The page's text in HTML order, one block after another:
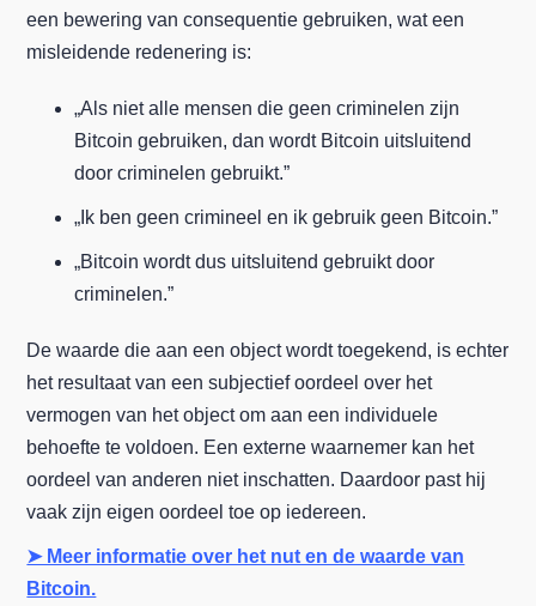
een bewering van consequentie gebruiken, wat een
misleidende redenering is:
„Als niet alle mensen die geen criminelen zijn
Bitcoin gebruiken, dan wordt Bitcoin uitsluitend
door criminelen gebruikt.”
„Ik ben geen crimineel en ik gebruik geen Bitcoin.”
„Bitcoin wordt dus uitsluitend gebruikt door
criminelen.”
De waarde die aan een object wordt toegekend, is echter
het resultaat van een subjectief oordeel over het
vermogen van het object om aan een individuele
behoefte te voldoen. Een externe waarnemer kan het
oordeel van anderen niet inschatten. Daardoor past hij
vaak zijn eigen oordeel toe op iedereen.
➤ Meer informatie over het nut en de waarde van
Bitcoin.